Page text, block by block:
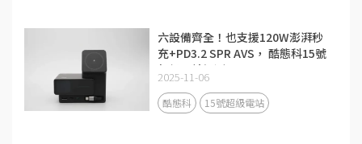
六設備齊全！也支援120W澎湃秒
充+PD3.2 SPR AVS， 酷態科15號
超級電站評測
2025-11-06
酷態科 15號超級電站